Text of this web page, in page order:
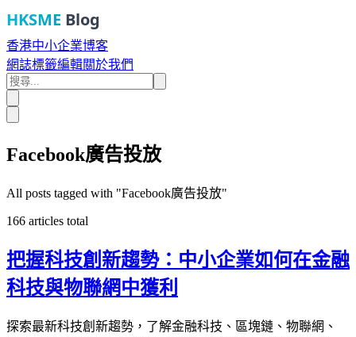
HKSME Blog
香港中小企業博客
網誌標籤編輯關於我們
Facebook廣告投放
All posts tagged with "Facebook廣告投放"
166 articles total
把握科技創新趨勢：中小企業如何在金融
科技與物聯網中獲利
探索最新科技創新趨勢，了解金融科技、區塊鏈、物聯網、